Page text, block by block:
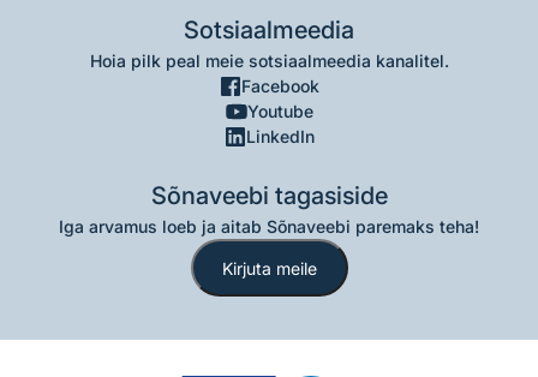
Sotsiaalmeedia
Hoia pilk peal meie sotsiaalmeedia kanalitel.
Facebook
Youtube
LinkedIn
Sõnaveebi tagasiside
Iga arvamus loeb ja aitab Sõnaveebi paremaks teha!
Kirjuta meile